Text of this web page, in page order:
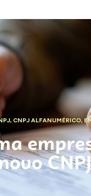
, CNPJ ALFANUMÉRICO,